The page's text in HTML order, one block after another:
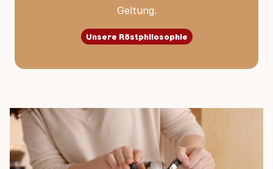
Geltung.
Unsere Röstphilosophie